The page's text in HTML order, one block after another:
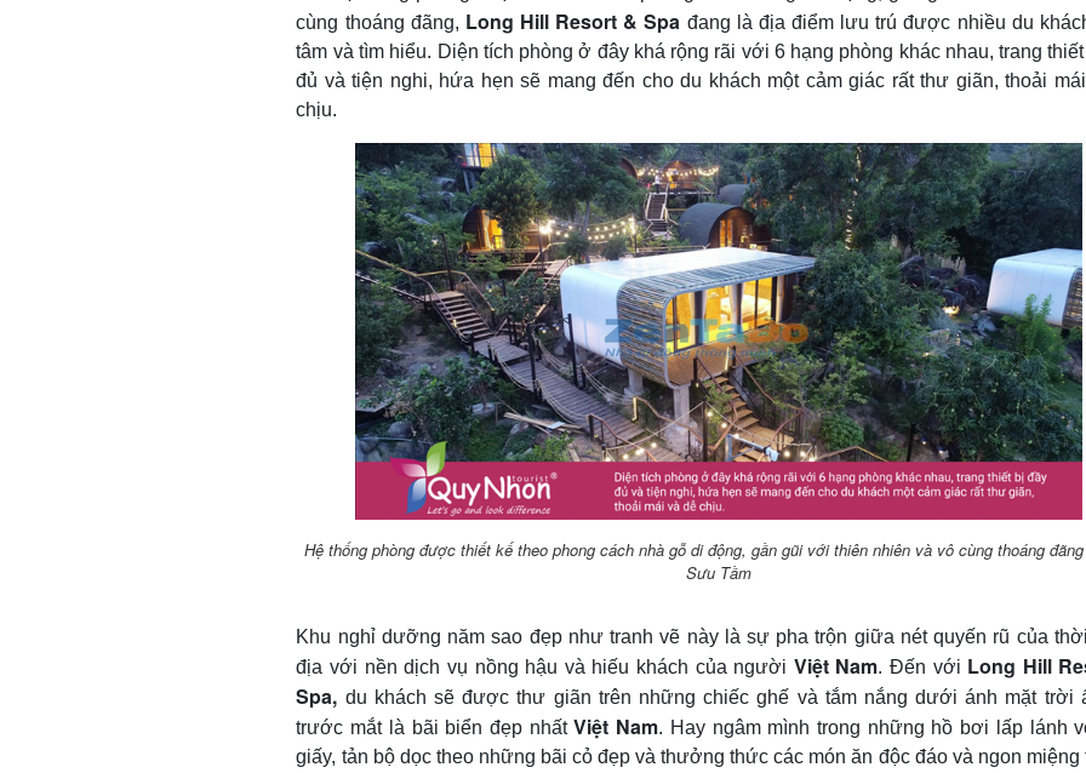
cùng thoáng đãng, Long Hill Resort & Spa đang là địa điểm lưu trú được nhiều du
tâm và tìm hiểu. Diện tích phòng ở đây khá rộng rãi với 6 hạng phòng khác nhau, trang
đủ và tiện nghi, hứa hẹn sẽ mang đến cho du khách một cảm giác rất thư giãn, thoải
chịu.
Hệ thống phòng được thiết kế theo phong cách nhà gỗ di động, gần gũi với thiên nhiên và vô cùng thoáng
Sưu Tầm
Khu nghỉ dưỡng năm sao đẹp như tranh vẽ này là sự pha trộn giữa nét quyến rũ của
địa với nền dịch vụ nồng hậu và hiếu khách của người Việt Nam. Đến với Long Hill
Spa, du khách sẽ được thư giãn trên những chiếc ghế và tắm nắng dưới ánh mặt trời
trước mắt là bãi biển đẹp nhấtViệt Nam. Hay ngâm mình trong những hồ bơi lấp lánh
giấy, tản bộ dọc theo những bãi cỏ đẹp và thưởng thức các món ăn độc đáo và ngon miệng